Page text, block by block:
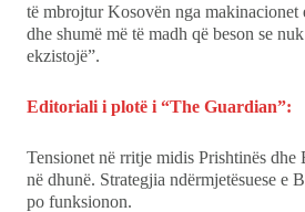
të mbrojtur Kosovën nga makinacionet
dhe shumë më të madh që beson se
ekzistojë”.
Editoriali i plotë i “The Guardian”:
Tensionet në rritje midis Prishtinës
në dhunë. Strategjia ndërmjetësuese e
po funksionon.